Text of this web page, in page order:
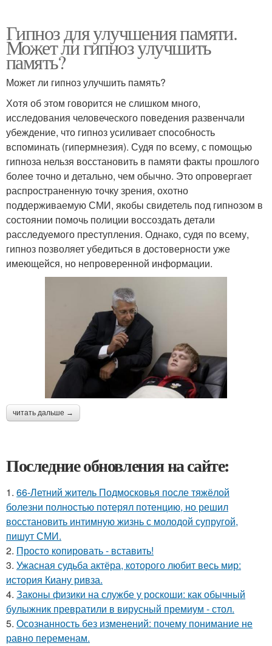
Гипноз для улучшения памяти.
Может ли гипноз улучшить
память?
Может ли гипноз улучшить память?
Хотя об этом говорится не слишком много,
исследования человеческого поведения развенчали
убеждение, что гипноз усиливает способность
вспоминать (гипермнезия). Судя по всему, с помощью
гипноза нельзя восстановить в памяти факты прошлого
более точно и детально, чем обычно. Это опровергает
распространенную точку зрения, охотно
поддерживаемую СМИ, якобы свидетель под гипнозом в
состоянии помочь полиции воссоздать детали
расследуемого преступления. Однако, судя по всему,
гипноз позволяет убедиться в достоверности уже
имеющейся, но непроверенной информации.
читать дальше →
Последние обновления на сайте:
1. 66-Летний житель Подмосковья после тяжёлой
болезни полностью потерял потенцию, но решил
восстановить интимную жизнь с молодой супругой,
пишут СМИ.
2. Просто копировать - вставить!
3. Ужасная судьба актёра, которого любит весь мир:
история Киану ривза.
4. Законы физики на службе у роскоши: как обычный
булыжник превратили в вирусный премиум - стол.
5. Осознанность без изменений: почему понимание не
равно переменам.